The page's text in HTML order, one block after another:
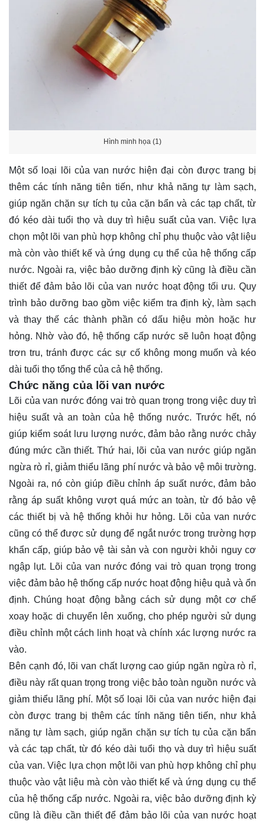
Hình minh họa (1)
Một số loại lõi của van nước hiện đại còn được trang bị
thêm các tính năng tiên tiến, như khả năng tự làm sạch,
giúp ngăn chặn sự tích tụ của cặn bẩn và các tạp chất, từ
đó kéo dài tuổi thọ và duy trì hiệu suất của van. Việc lựa
chọn một lõi van phù hợp không chỉ phụ thuộc vào vật liệu
mà còn vào thiết kế và ứng dụng cụ thể của hệ thống cấp
nước. Ngoài ra, việc bảo dưỡng định kỳ cũng là điều cần
thiết để đảm bảo lõi của van nước hoạt động tối ưu. Quy
trình bảo dưỡng bao gồm việc kiểm tra định kỳ, làm sạch
và thay thế các thành phần có dấu hiệu mòn hoặc hư
hỏng. Nhờ vào đó, hệ thống cấp nước sẽ luôn hoạt động
trơn tru, tránh được các sự cố không mong muốn và kéo
dài tuổi thọ tổng thể của cả hệ thống.
Chức năng của lõi van nước
Lõi của van nước đóng vai trò quan trọng trong việc duy trì
hiệu suất và an toàn của hệ thống nước. Trước hết, nó
giúp kiểm soát lưu lượng nước, đảm bảo rằng nước chảy
đúng mức cần thiết. Thứ hai, lõi của van nước giúp ngăn
ngừa rò rỉ, giảm thiểu lãng phí nước và bảo vệ môi trường.
Ngoài ra, nó còn giúp điều chỉnh áp suất nước, đảm bảo
rằng áp suất không vượt quá mức an toàn, từ đó bảo vệ
các thiết bị và hệ thống khỏi hư hỏng. Lõi của van nước
cũng có thể được sử dụng để ngắt nước trong trường hợp
khẩn cấp, giúp bảo vệ tài sản và con người khỏi nguy cơ
ngập lụt. Lõi của van nước đóng vai trò quan trọng trong
việc đảm bảo hệ thống cấp nước hoạt động hiệu quả và ổn
định. Chúng hoạt động bằng cách sử dụng một cơ chế
xoay hoặc di chuyển lên xuống, cho phép người sử dụng
điều chỉnh một cách linh hoạt và chính xác lượng nước ra
vào.
Bên cạnh đó, lõi van chất lượng cao giúp ngăn ngừa rò rỉ,
điều này rất quan trọng trong việc bảo toàn nguồn nước và
giảm thiểu lãng phí. Một số loại lõi của van nước hiện đại
còn được trang bị thêm các tính năng tiên tiến, như khả
năng tự làm sạch, giúp ngăn chặn sự tích tụ của cặn bẩn
và các tạp chất, từ đó kéo dài tuổi thọ và duy trì hiệu suất
của van. Việc lựa chọn một lõi van phù hợp không chỉ phụ
thuộc vào vật liệu mà còn vào thiết kế và ứng dụng cụ thể
của hệ thống cấp nước. Ngoài ra, việc bảo dưỡng định kỳ
cũng là điều cần thiết để đảm bảo lõi của van nước hoạt